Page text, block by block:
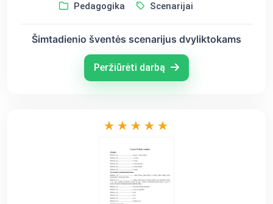
Pedagogika Scenarijai
Šimtadienio šventės scenarijus dvyliktokams
Peržiūrėti darbą